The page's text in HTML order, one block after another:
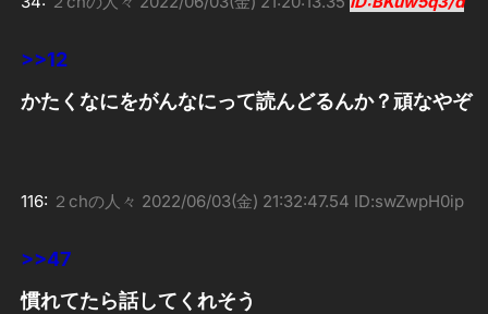
>>12
かたくなにをがんなにって読んどるんか？頑なやぞ
116: ２chの人々 2022/06/03(金) 21:32:47.54 ID:swZwpH0ip
>>47
慣れてたら話してくれそう